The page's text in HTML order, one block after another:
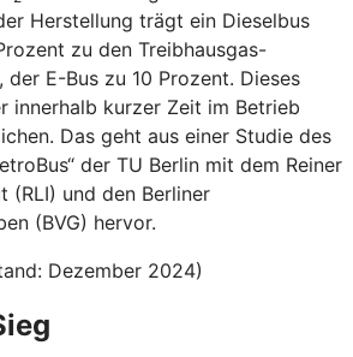
Herstellung trägt ein Dieselbus
zu den Treibhausgas-
der E-Bus zu 10 Prozent. Dieses
innerhalb kurzer Zeit im Betrieb
Das geht aus einer Studie des
der TU Berlin mit dem Reiner
(RLI) und den Berliner
(BVG) hervor.
Dezember 2024)